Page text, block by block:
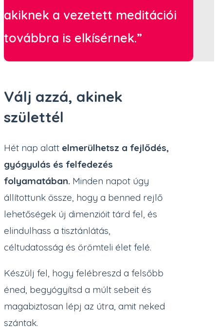
akiknek a vezetett meditációi
továbbra is elkísérnek.”
Válj azzá, akinek
születtél
Hét nap alatt elmerülhetsz a fejlődés,
gyógyulás és felfedezés
folyamatában. Minden napot úgy
állítottunk össze, hogy a benned rejlő
lehetőségek új dimenzióit tárd fel, és
elindulhass a tisztánlátás,
céltudatosság és örömteli élet felé.
Készülj fel, hogy felébreszd a felsőbb
éned, begyógyítsd a múlt sebeit és
magabiztosan lépj az útra, amit neked
szántak.